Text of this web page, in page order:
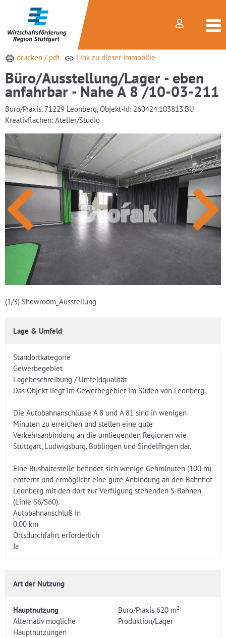
drucken / pdf Link zu dieser Immobilie
Büro/Ausstellung/Lager - eben
anfahrbar - Nahe A 8 /10-03-211
Büro/Praxis, 71229 Leonberg, Objekt-Id: 260424.103813.BU
Kreativflächen: Atelier/Studio
(1/3) Showroom_Ausstellung
Lage & Umfeld
Standortkategorie
Gewerbegebiet
Lagebeschreibung / Umfeldqualität
Das Objekt liegt im Gewerbegebiet im Süden von Leonberg.
Die Autobahnanschlüsse A 8 und A 81 sind in wenigen
Minuten zu erreichen und stellen eine gute
Verkehrsanbindung an die umliegenden Regionen wie
Stuttgart, Ludwigsburg, Böblingen und Sindelfingen dar.
Eine Bushaltestelle befindet sich wenige Gehminuten (100 m)
entfernt und ermöglicht eine gute Anbindung an den Bahnhof
Leonberg mit den dort zur Verfügung stehenden S-Bahnen
(Linie S6/S60).
Autobahnanschluß in
0,00 km
Ortsdurchfahrt erforderlich
Ja
Art der Nutzung
Hauptnutzung
Büro/Praxis 620 m²
Alternativ mögliche
Hauptnutzungen
Produktion/Lager